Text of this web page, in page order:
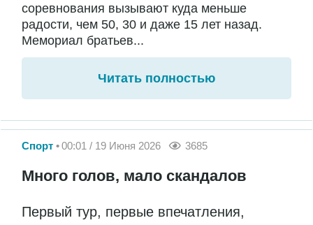
соревнования вызывают куда меньше
радости, чем 50, 30 и даже 15 лет назад.
Мемориал братьев...
Читать полностью
Спорт 00:01 / 19 Июня 2026 3685
Много голов, мало скандалов
Первый тур, первые впечатления,